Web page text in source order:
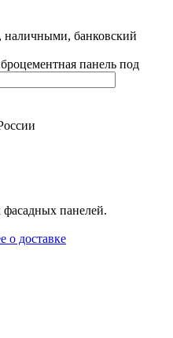
наличными, банковский
панель под
фасадных панелей.
о доставке